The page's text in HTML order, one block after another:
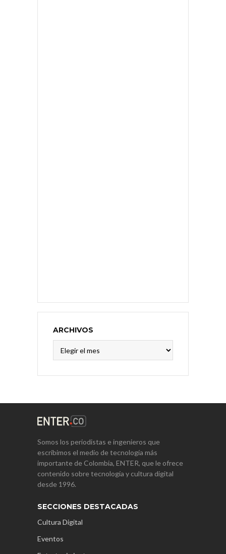
ARCHIVOS
Somos los periodistas e ingenieros que
escribimos el medio de tecnología más
importante de Colombia, ENTER, que le ofrece
contenido sobre tecnología y cultura digital
desde 1996.
SECCIONES DESTACADAS
Cultura Digital
Eventos